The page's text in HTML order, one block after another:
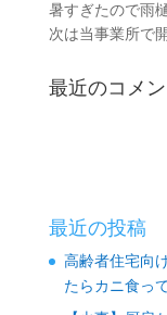
暑すぎたので雨
次は当事業所で
最近のコメン
最近の投稿
高齢者住宅向
たらカニ食っ